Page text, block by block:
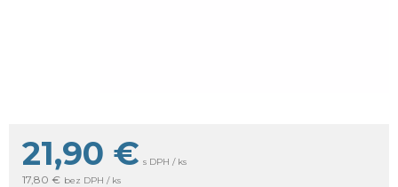
21,90 € s DPH / ks
17,80 € bez DPH / ks